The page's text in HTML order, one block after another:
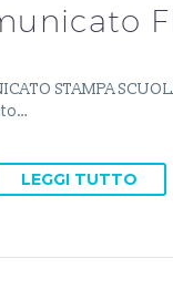
STAMPA
LEGGI TUTTO